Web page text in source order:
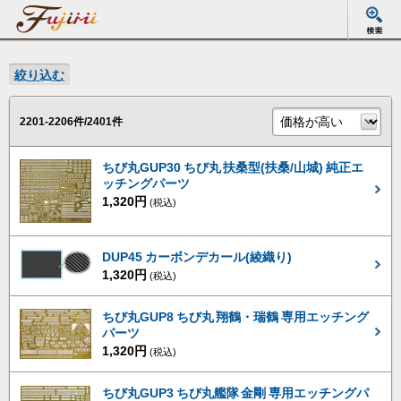
絞り込む
2201-2206件/2401件
ちび丸GUP30 ちび丸 扶桑型(扶桑/山城) 純正エ
ッチングパーツ
1,320円 (税込)
DUP45 カーボンデカール(綾織り)
1,320円 (税込)
ちび丸GUP8 ちび丸 翔鶴・瑞鶴 専用エッチング
パーツ
1,320円 (税込)
ちび丸GUP3 ちび丸艦隊 金剛 専用エッチングパ